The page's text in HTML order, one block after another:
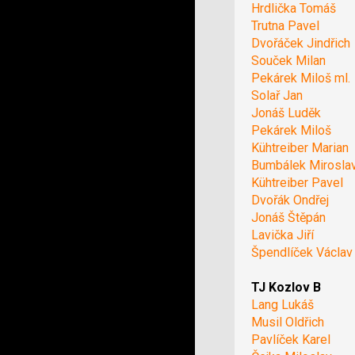
Hrdlička Tomáš
Trutna Pavel
Dvořáček Jindřich
Souček Milan
Pekárek Miloš ml.
Solař Jan
Jonáš Luděk
Pekárek Miloš
Kühtreiber Marian
Bumbálek
Kühtreiber Pavel
Dvořák Ondřej
Jonáš Štěpán
Lavička Jiří
Špendlíček Václav
TJ Kozlov B
Lang Lukáš
Musil Oldřich
Pavlíček Karel